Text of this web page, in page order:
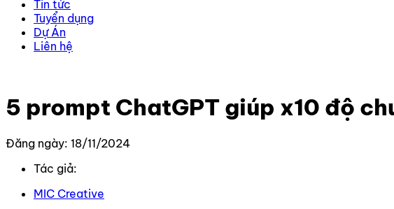
Tin tức
Tuyển dụng
Dự Án
Liên hệ
5 prompt ChatGPT giúp x10 độ
Đăng ngày: 18/11/2024
Tác giả:
MIC Creative